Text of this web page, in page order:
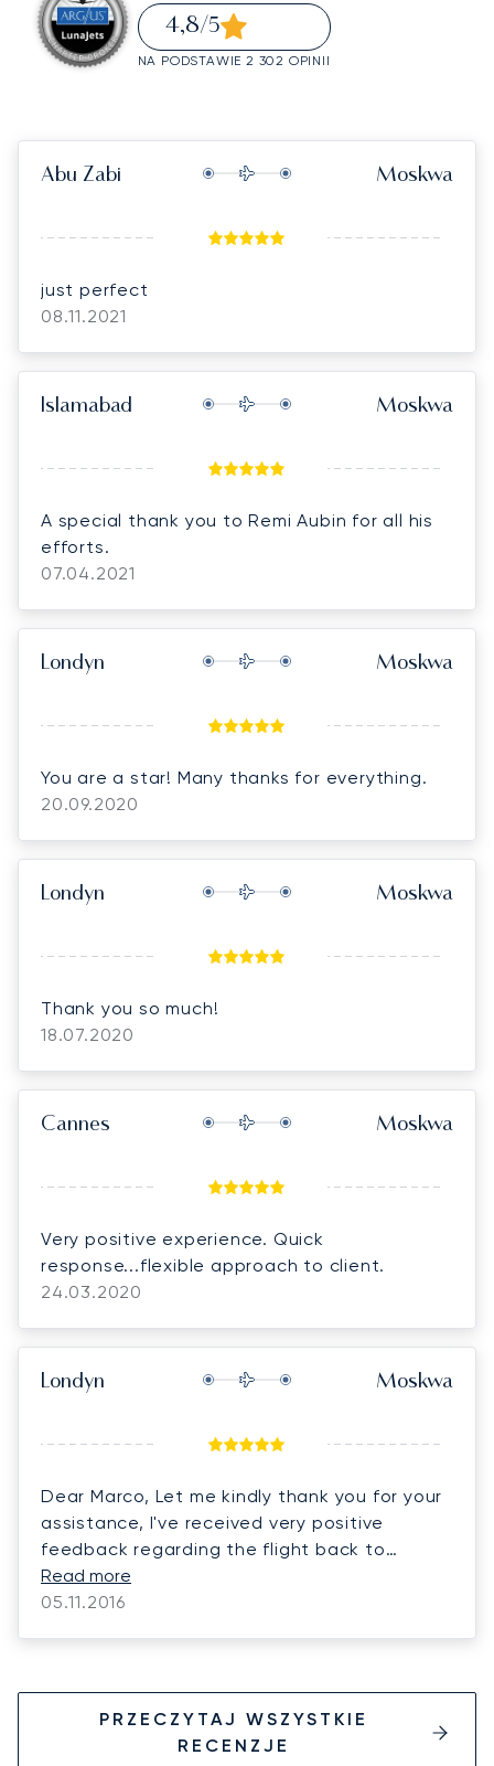
4,8/5
NA PODSTAWIE 2 302 OPINII
Abu Zabi Moskwa
just perfect
08.11.2021
Islamabad Moskwa
A special thank you to Remi Aubin for all his
efforts.
07.04.2021
Londyn Moskwa
You are a star! Many thanks for everything.
20.09.2020
Londyn Moskwa
Thank you so much!
18.07.2020
Cannes Moskwa
Very positive experience. Quick
response...flexible approach to client.
24.03.2020
Londyn Moskwa
Dear Marco, Let me kindly thank you for your
assistance, I've received very positive
feedback regarding the flight back to
Moscow. Everything was perfectly organized
and the family really enjoyed the flight. Kind
Read more
05.11.2016
PRZECZYTAJ WSZYSTKIE
RECENZJE